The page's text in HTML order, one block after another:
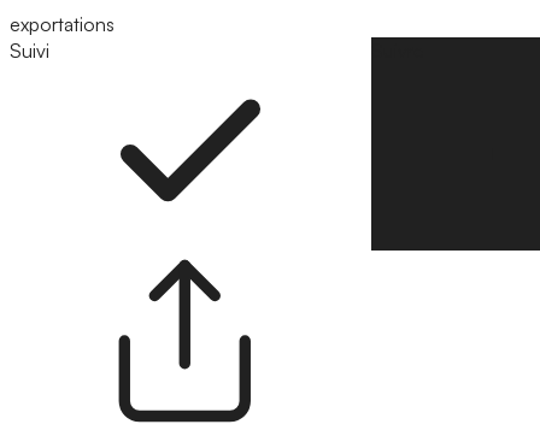
exportations
Suivi